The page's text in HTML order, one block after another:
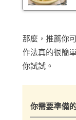
那麼，推薦你
作法真的很簡
你試試。
你需要準備